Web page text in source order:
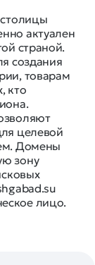
актуален
страной.
создания
товарам
кто
целевой
Домены
зону
лицо.